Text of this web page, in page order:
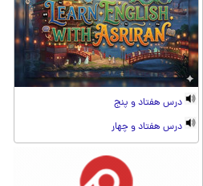
درس هفتاد و پنج
درس هفتاد و چهار